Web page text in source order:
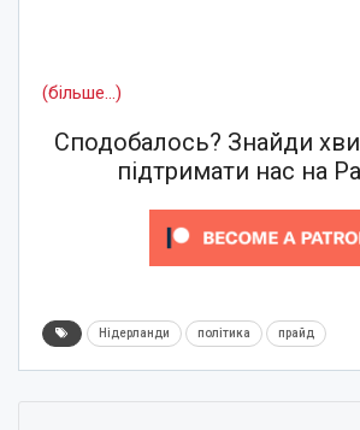
(більше…)
Сподобалось? Знайди
підтримати нас на
Нідерланди політика прайд